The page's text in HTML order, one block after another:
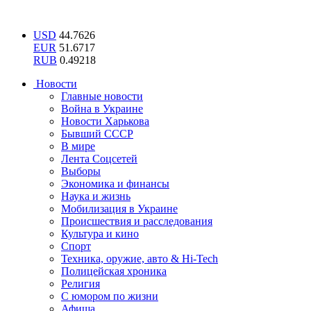
USD 44.7626
EUR 51.6717
RUB 0.49218
Новости
Главные новости
Война в Украине
Новости Харькова
Бывший СССР
В мире
Лента Соцсетей
Выборы
Экономика и финансы
Наука и жизнь
Мобилизация в Украине
Происшествия и расследования
Культура и кино
Спорт
Техника, оружие, авто & Hi-Tech
Полицейская хроника
Религия
С юмором по жизни
Афиша